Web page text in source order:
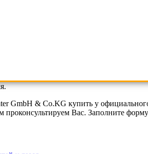
GmbH & Co.KG купить у
Вас. Заполните